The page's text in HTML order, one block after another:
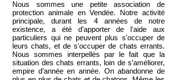
Nous sommes une petite association de
protection animale en Vendée. Notre activité
principale, durant les 4 années de notre
existence, a été d’apporter de l'aide aux
particuliers qui ne peuvent plus s'occuper de
leurs chats, et de s'occuper de chats errants.
Nous sommes interpellés par le fait que la
situation des chats errants, loin de s’améliorer,
empire d’année en année. On abandonne de